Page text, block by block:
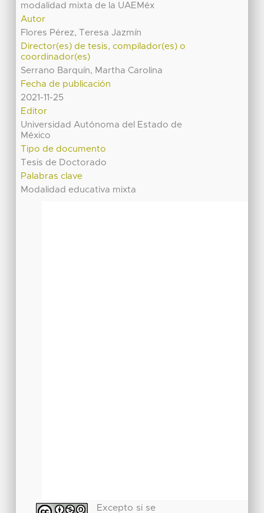
modalidad mixta de la UAEMéx
Autor
Flores Pérez, Teresa Jazmín
Director(es) de tesis, compilador(es) o
coordinador(es)
Serrano Barquín, Martha Carolina
Fecha de publicación
2021-11-25
Editor
Universidad Autónoma del Estado de
México
Tipo de documento
Tesis de Doctorado
Palabras clave
Modalidad educativa mixta
Excepto si se